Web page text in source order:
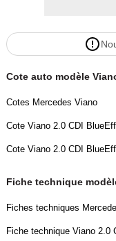
Cote auto modèle
Cotes Mercedes Viano
Cote Viano 2.0 CDI
Cote Viano 2.0 CDI
Fiche technique
Fiches techniques
Fiche technique Viano 2.0